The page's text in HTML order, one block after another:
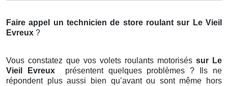
Faire appel un technicien de store roulant sur Le Vieil
Evreux ?
Vous constatez que vos volets roulants motorisés sur Le
Vieil Evreux
présentent quelques problèmes ? Ils ne
répondent plus aussi bien qu’avant ou sont même hors